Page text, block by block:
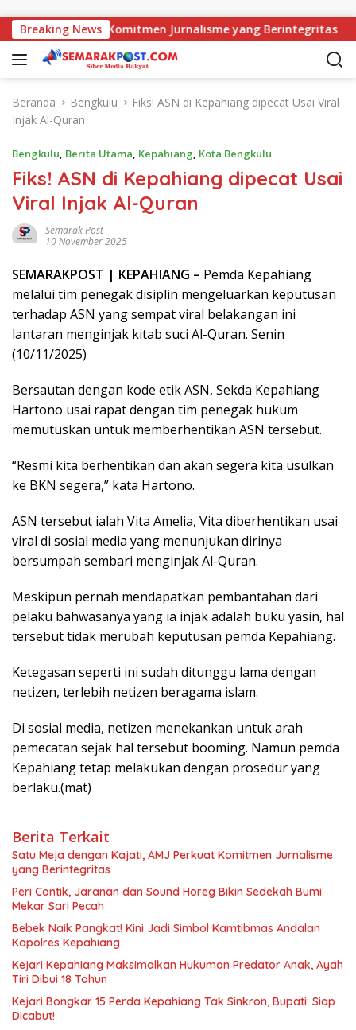
Breaking News
AMJ Perkuat Komitmen Jurnalisme yang Berintegritas
Beranda Bengkulu
Fiks! ASN di Kepahiang dipecat Usai Viral
Injak Al-Quran
Bengkulu, Berita Utama, Kepahiang, Kota Bengkulu
Fiks! ASN di Kepahiang dipecat Usai
Viral Injak Al-Quran
Semarak Post
10 November 2025
SEMARAKPOST | KEPAHIANG – Pemda Kepahiang
melalui tim penegak disiplin mengeluarkan keputusan
terhadap ASN yang sempat viral belakangan ini
lantaran menginjak kitab suci Al-Quran. Senin
(10/11/2025)
Bersautan dengan kode etik ASN, Sekda Kepahiang
Hartono usai rapat dengan tim penegak hukum
memutuskan untuk memberhentikan ASN tersebut.
“Resmi kita berhentikan dan akan segera kita usulkan
ke BKN segera,” kata Hartono.
ASN tersebut ialah Vita Amelia, Vita diberhentikan usai
viral di sosial media yang menunjukan dirinya
bersumpah sembari menginjak Al-Quran.
Meskipun pernah mendapatkan pembantahan dari
pelaku bahwasanya yang ia injak adalah buku yasin, hal
tersebut tidak merubah keputusan pemda Kepahiang.
Ketegasan seperti ini sudah ditunggu lama dengan
netizen, terlebih netizen beragama islam.
Di sosial media, netizen menekankan untuk arah
pemecatan sejak hal tersebut booming. Namun pemda
Kepahiang tetap melakukan dengan prosedur yang
berlaku.(mat)
Berita Terkait
Satu Meja dengan Kajati, AMJ Perkuat Komitmen Jurnalisme
yang Berintegritas
Peri Cantik, Jaranan dan Sound Horeg Bikin Sedekah Bumi
Mekar Sari Pecah
Bebek Naik Pangkat! Kini Jadi Simbol Kamtibmas Andalan
Kapolres Kepahiang
Kejari Kepahiang Maksimalkan Hukuman Predator Anak, Ayah
Tiri Dibui 18 Tahun
Kejari Bongkar 15 Perda Kepahiang Tak Sinkron, Bupati: Siap
Dicabut!